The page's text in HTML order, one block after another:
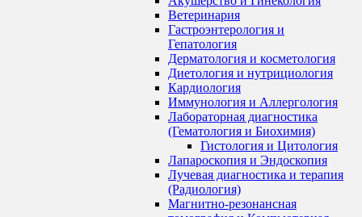
Ветеринария
Гастроэнтерология и
Гепатология
Дерматология и косметология
Диетология и нутрициология
Кардиология
Иммунология и Аллергология
Лабораторная диагностика
(Гематология и Биохимия)
Гистология и Цитология
Лапароскопия и Эндоскопия
Лучевая диагностика и терапия
(Радиология)
Магнитно-резонансная